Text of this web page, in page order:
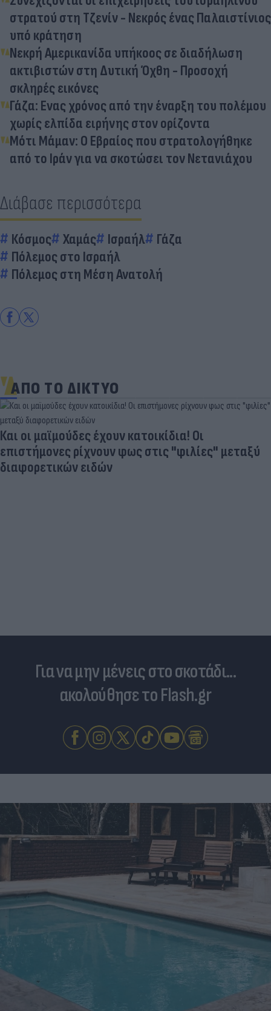
στρατού στη Τζενίν - Νεκρός ένας Παλαιστίνιος
υπό κράτηση
Νεκρή Αμερικανίδα υπήκοος σε διαδήλωση
ακτιβιστών στη Δυτική Όχθη - Προσοχή
σκληρές εικόνες
Γάζα: Ενας χρόνος από την έναρξη του πολέμου
χωρίς ελπίδα ειρήνης στον ορίζοντα
Μότι Μάμαν: Ο Εβραίος που στρατολογήθηκε
από το Ιράν για να σκοτώσει τον Νετανιάχου
Διάβασε περισσότερα
Κόσμος Χαμάς Ισραήλ
Γάζα
Πόλεμος στο Ισραήλ
Πόλεμος στη Μέση Ανατολή
ΑΠΟ ΤΟ ΔΙΚΤΥΟ
Και οι μαϊμούδες έχουν κατοικίδια! Οι
επιστήμονες ρίχνουν φως στις "φιλίες" μεταξύ
διαφορετικών ειδών
Για να μην μένεις στο σκοτάδι...
ακολούθησε το Flash.gr